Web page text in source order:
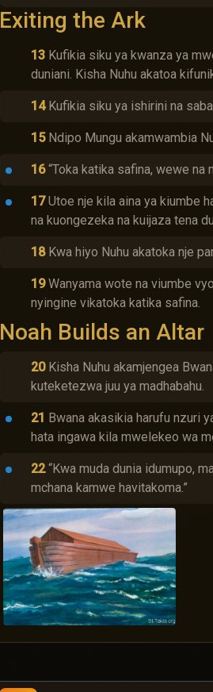
Exiting the Ark
13 Kufikia siku ya kwanza ya
duniani. Kisha Nuhu akatoa
14 Kufikia siku ya ishirini na
15 Ndipo Mungu akamwambia
16 “Toka katika safina, wewe na
17 Utoe nje kila aina ya kiumbe
na kuongezeka na kuijaza tena
18 Kwa hiyo Nuhu akatoka nje
19 Wanyama wote na viumbe
nyingine vikatoka katika safina.
Noah Builds an Altar
20 Kisha Nuhu akamjengea
kuteketezwa juu ya madhabahu.
21
Bwana akasikia harufu nzuri
hata ingawa kila mwelekeo wa
22 “Kwa muda dunia idumupo,
mchana kamwe havitakoma.”